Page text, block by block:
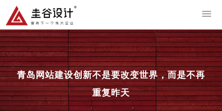
青岛网站建设创新不是要改变世界，而是不再
重复昨天